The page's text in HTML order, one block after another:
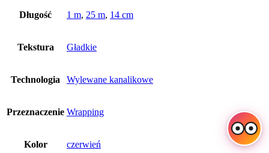
Długość 1 m, 25 m, 14 cm
Tekstura Gładkie
Technologia Wylewane kanalikowe
Przeznaczenie Wrapping
Kolor czerwień